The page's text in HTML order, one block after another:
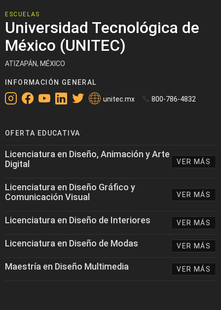
ESCUELAS
Universidad Tecnológica de
México (UNITEC)
ATIZAPÁN, MÉXICO
INFORMACIÓN GENERAL
unitec.mx 800-786-4832
OFERTA EDUCATIVA
Licenciatura en Diseño, Animación y Arte
Digital
VER MÁS
Licenciatura en Diseño Gráfico y
Comunicación Visual
VER MÁS
Licenciatura en Diseño de Interiores VER MÁS
Licenciatura en Diseño de Modas VER MÁS
Maestría en Diseño Multimedia VER MÁS